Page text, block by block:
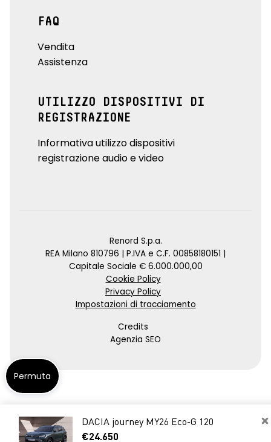
×
DACIA journey MY26 Eco-G 120
€24.650
FAQ
Vendita
Assistenza
UTILIZZO DISPOSITIVI DI
REGISTRAZIONE
Informativa utilizzo dispositivi
registrazione audio e video
Renord S.p.a.
REA Milano 810796 | P.IVA e C.F. 00858180151 |
Capitale Sociale € 6.000.000,00
Cookie Policy
Privacy Policy
Impostazioni di tracciamento
Credits
Agenzia SEO
Permuta